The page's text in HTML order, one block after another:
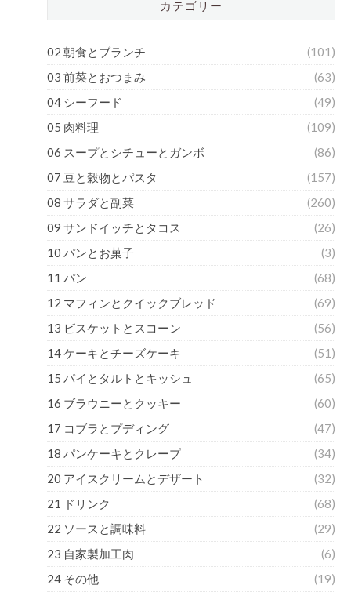
カテゴリー
02 朝食とブランチ
(101)
03 前菜とおつまみ
(63)
04 シーフード
(49)
05 肉料理
(109)
06 スープとシチューとガンボ
(86)
07 豆と穀物とパスタ
(157)
08 サラダと副菜
(260)
09 サンドイッチとタコス
(26)
10 パンとお菓子
(3)
11 パン
(68)
12 マフィンとクイックブレッド
(69)
13 ビスケットとスコーン
(56)
14 ケーキとチーズケーキ
(51)
15 パイとタルトとキッシュ
(65)
16 ブラウニーとクッキー
(60)
17 コブラとプディング
(47)
18 パンケーキとクレープ
(34)
20 アイスクリームとデザート
(32)
21 ドリンク
(68)
22 ソースと調味料
(29)
23 自家製加工肉
(6)
24 その他
(19)